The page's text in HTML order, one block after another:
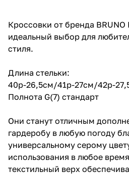
Кроссовки от бренда BRUNO
идеальный выбор для
стиля.
Длина стельки:
40р-26,5см/41р-27см/42р-
Полнота G(7) стандарт
Они станут отличным
гардеробу в любую погоду
универсальному серому
использования в любое
текстильный верх